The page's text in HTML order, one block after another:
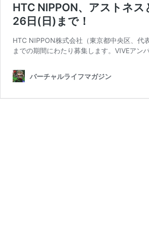
HTC NIPPON、アストネ
26日(日)まで！
HTC NIPPON株式会社（東京都中央区、代
までの期間にわたり募集します。VIVEア
バーチャルライフマガジン